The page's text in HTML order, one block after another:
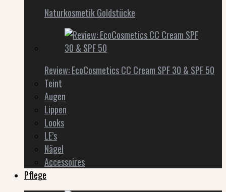
Naturkosmetik Goldstücke
Review: EcoCosmetics CC Cream SPF 30 & SPF 50
Teint
Augen
Lippen
Looks
LE’s
Nägel
Accessoires
Pflege